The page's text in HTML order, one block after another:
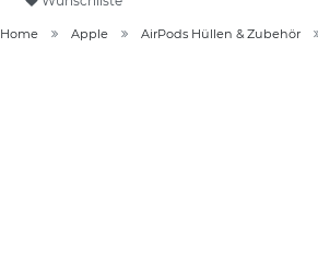
Home Apple AirPods Hüllen & Zubehör